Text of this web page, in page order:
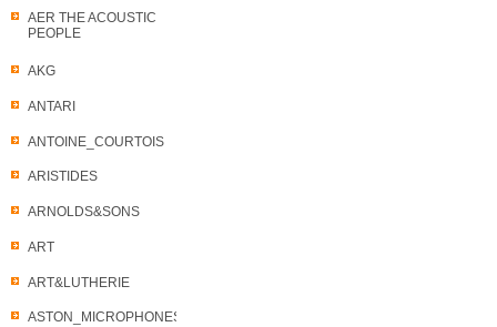
AER THE ACOUSTIC
PEOPLE
AKG
ANTARI
ANTOINE_COURTOIS
ARISTIDES
ARNOLDS&SONS
ART
ART&LUTHERIE
ASTON_MICROPHONES